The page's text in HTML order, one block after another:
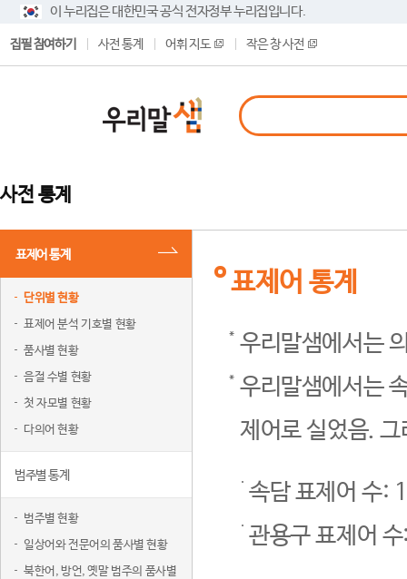
이 누리집은 대한민국 공식 전자정부 누리집입니다.
집필 참여하기 사전 통계 어휘 지도 작은 창 사전
사전 통계
표제어 통계
단위별 현황
표제어 분석 기호별 현황
품사별 현황
음절 수별 현황
첫 자모별 현황
다의어 현황
범주별 통계
범주별 현황
일상어와 전문어의 품사별 현황
북한어, 방언, 옛말 범주의 품사별
표제어 통계
우리말샘에서는
우리말샘에서는
제어로 실었음.
속담 표제어 수:
관용구 표제어